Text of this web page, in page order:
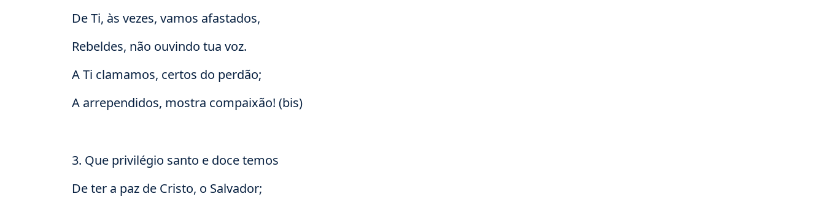
De Ti, às vezes, vamos afastados,
Rebeldes, não ouvindo tua voz.
A Ti clamamos, certos do perdão;
A arrependidos, mostra compaixão! (bis)
3. Que privilégio santo e doce temos
De ter a paz de Cristo, o Salvador;